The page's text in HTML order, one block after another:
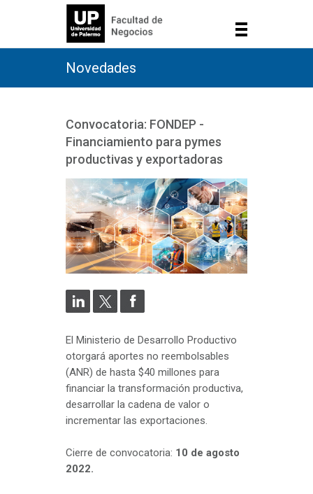
Novedades
Convocatoria: FONDEP -
Financiamiento para pymes
productivas y exportadoras
El Ministerio de Desarrollo Productivo
otorgará aportes no reembolsables
(ANR) de hasta $40 millones para
financiar la transformación productiva,
desarrollar la cadena de valor o
incrementar las exportaciones.
Cierre de convocatoria: 10 de agosto
2022.